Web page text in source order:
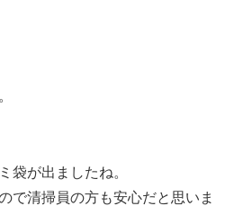
袋が出ましたね。
で清掃員の方も安心だと思いま